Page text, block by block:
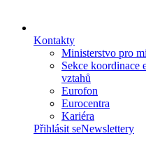
Kontakty
Ministerstvo pro
Sekce koordinace
vztahů
Eurofon
Eurocentra
Kariéra
Přihlásit seNewslettery